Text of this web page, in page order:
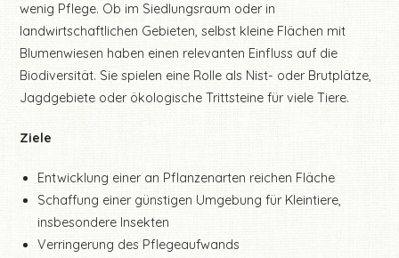
wenig Pflege. Ob im Siedlungsraum oder in
landwirtschaftlichen Gebieten, selbst kleine Flächen mit
Blumenwiesen haben einen relevanten Einfluss auf die
Biodiversität. Sie spielen eine Rolle als Nist- oder Brutplätze,
Jagdgebiete oder ökologische Trittsteine für viele Tiere.
Ziele
Entwicklung einer an Pflanzenarten reichen Fläche
Schaffung einer günstigen Umgebung für Kleintiere,
insbesondere Insekten
Verringerung des Pflegeaufwands